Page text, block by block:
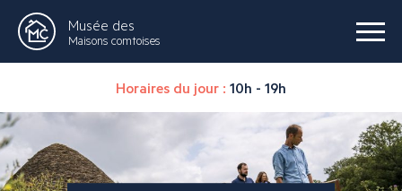
Musée des
Maisons comtoises
Horaires du jour : 10h - 19h